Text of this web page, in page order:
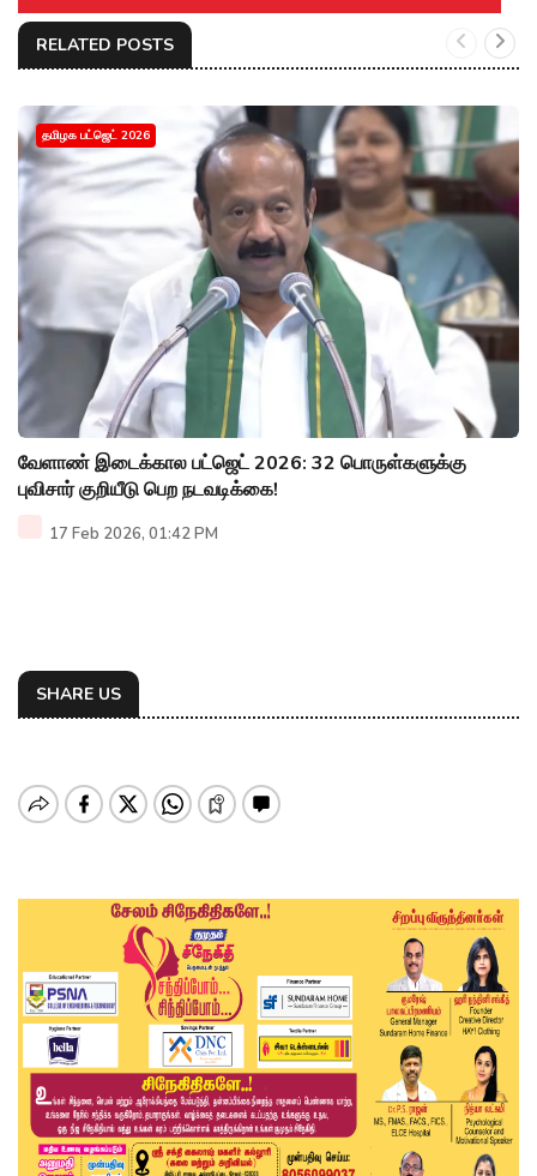
RELATED POSTS
தமிழக பட்ஜெட் 2026
வேளாண் இடைக்கால பட்ஜெட் 2026: 32 பொருள்களுக்கு
புவிசார் குறியீடு பெற நடவடிக்கை!
17 Feb 2026, 01:42 PM
SHARE US